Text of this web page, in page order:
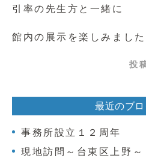
引率の先生方と一緒に
館内の展示を楽しみました
投
最近のブ
事務所設立１２周年
現地訪問～台東区上野～